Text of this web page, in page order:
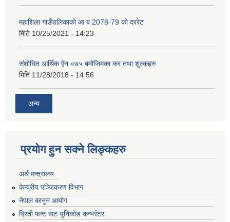
महाशिला गाउँपालिकाको आ ब 2078-79 को दररेट
मिति 10/25/2021 - 14:23
संशोधित आर्थिक ऐन ०७५ बमोजिमका कर तथा शुल्कहरु
मिति 11/28/2018 - 14:56
अन्य
प्रयोग हुन सक्ने लिङ्कहरु
अर्थ मन्त्रालय
केन्द्रीय पञ्जिकरण विभाग
नेपाल कानुन आयोग
प्रिती फन्ट बाट युनिकोड कन्भर्रटर